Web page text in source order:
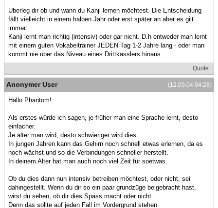
Überleg dir ob und wann du Kanji lernen möchtest. Die Entscheidung
fällt vielleicht in einem halben Jahr oder erst später an aber es gilt
immer:
Kanji lernt man richtig (intensiv) oder gar nicht. D.h entweder man lernt
mit einem guten Vokabeltrainer JEDEN Tag 1-2 Jahre lang - oder man
kommt nie über das Niveau eines Drittkässlers hinaus.
Quote
(12.09.04 04:28)
Anonymer User
Hallo Phantom!
Als erstes würde ich sagen, je früher man eine Sprache lernt, desto
einfacher.
Je älter man wird, desto schwieriger wird dies.
In jungen Jahren kann das Gehirn noch schnell etwas erlernen, da es
noch wächst und so die Verbindungen schneller herstellt.
In deinem Alter hat man auch noch viel Zeit für soetwas.
Ob du dies dann nun intensiv betreiben möchtest, oder nicht, sei
dahingestellt. Wenn du dir so ein paar grundzüge beigebracht hast,
wirst du sehen, ob dir dies Spass macht oder nicht.
Denn das sollte auf jeden Fall im Vordergrund stehen.